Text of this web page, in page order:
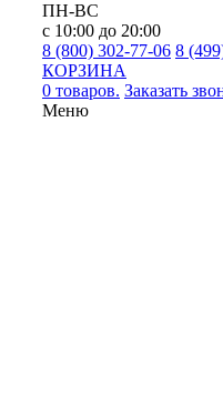
ПН-ВС
с 10:00 до 20:00
8 (800) 302-77-06 8
КОРЗИНА
0 товаров. Заказать
Меню